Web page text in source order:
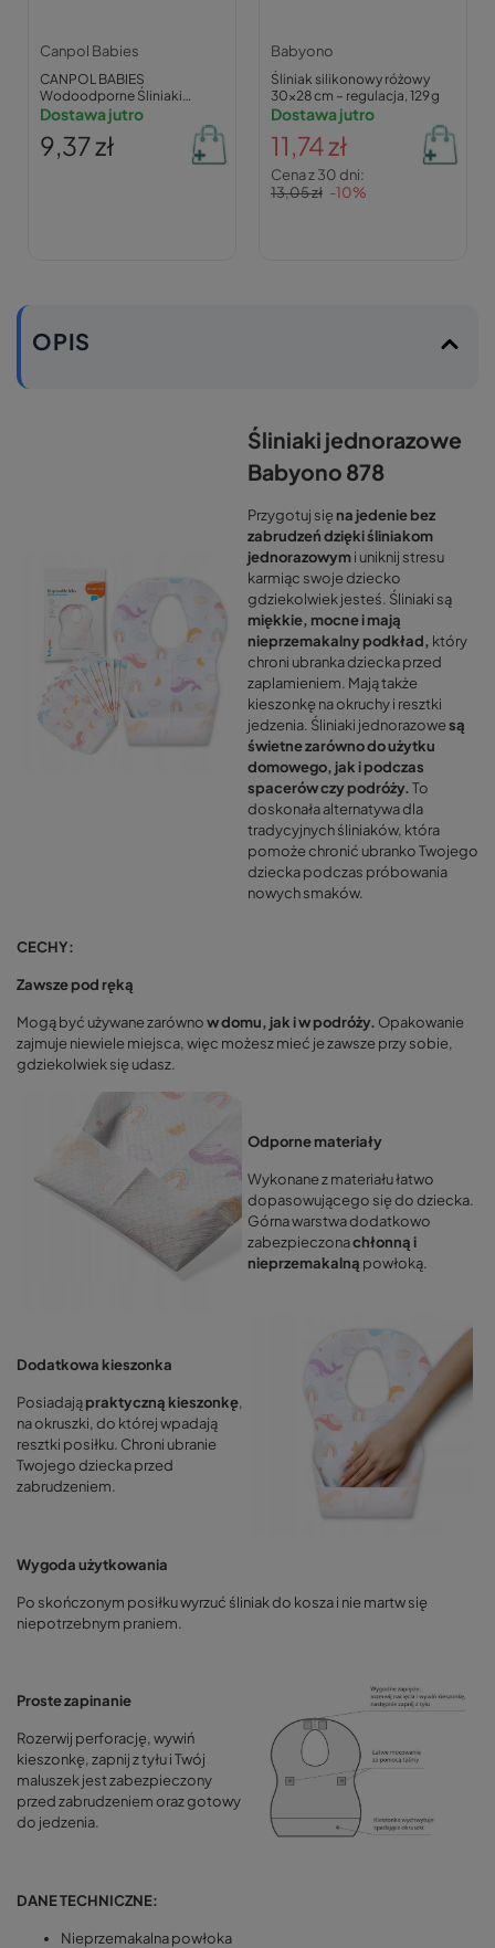
Canpol Babies
CANPOL BABIES
Wodoodporne Śliniaki
Jednorazowe z Kieszonką 10
Dostawa jutro
9,37 zł
Babyono
Śliniak silikonowy różowy
30×28 cm – regulacja, 129 g
Dostawa jutro
11,74 zł
Cena z 30 dni:
13,05 zł -10%
OPIS
Śliniaki jednorazowe
Babyono 878
Przygotuj się na jedenie bez
zabrudzeń dzięki śliniakom
jednorazowymi uniknij stresu
karmiąc swoje dziecko
gdziekolwiek jesteś. Śliniaki są
miękkie, mocne i mają
nieprzemakalny podkład, który
chroni ubranka dziecka przed
zaplamieniem. Mają także
kieszonkę na okruchy i resztki
jedzenia. Śliniaki jednorazowesą
świetne zarówno do użytku
domowego, jak i podczas
spacerów czy podróży.To
doskonała alternatywa dla
tradycyjnych śliniaków, która
pomoże chronić ubranko Twojego
dziecka podczas próbowania
nowych smaków.
CECHY:
Zawsze pod ręką
Mogą być używane zarównow domu, jak i w podróży. Opakowanie
zajmuje niewiele miejsca, więc możesz mieć je zawsze przy sobie,
gdziekolwiek się udasz.
Odporne materiały
Wykonane z materiału łatwo
dopasowującego się do dziecka.
Górna warstwa dodatkowo
zabezpieczonachłonną i
nieprzemakalną powłoką.
Dodatkowa kieszonka
Posiadająpraktyczną kieszonkę,
na okruszki, do której wpadają
resztki posiłku. Chroni ubranie
Twojego dziecka przed
zabrudzeniem.
Wygoda użytkowania
Po skończonym posiłku wyrzuć śliniak do kosza i nie martw się
niepotrzebnym praniem.
Proste zapinanie
Rozerwij perforację, wywiń
kieszonkę, zapnij z tyłu i Twój
maluszek jest zabezpieczony
przed zabrudzeniem oraz gotowy
do jedzenia.
DANE TECHNICZNE:
Nieprzemakalna powłoka